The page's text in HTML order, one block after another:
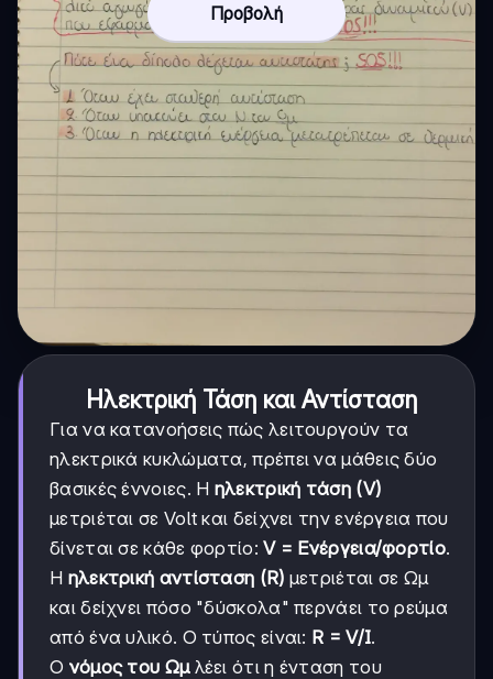
Προβολή
Ηλεκτρική Τάση και Αντίσταση
Για να κατανοήσεις πώς λειτουργούν τα
ηλεκτρικά κυκλώματα, πρέπει να μάθεις δύο
βασικές έννοιες. Η ηλεκτρική τάση (V)
μετριέται σε Volt και δείχνει την ενέργεια που
δίνεται σε κάθε φορτίο:V = Ενέργεια/φορτίο.
Η ηλεκτρική αντίσταση (R) μετριέται σε Ωμ
και δείχνει πόσο "δύσκολα" περνάει το ρεύμα
από ένα υλικό. Ο τύπος είναι: R = V/I.
Ο νόμος του Ωμλέει ότι η ένταση του